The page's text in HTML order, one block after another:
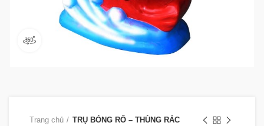
360 product view
Trang chủ TRỤ BÓNG RỔ – THÙNG RÁC